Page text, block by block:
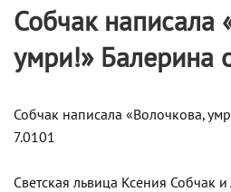
Собчак написала
умри!» Балерина
Собчак написала «Волочкова,
7.0101
Светская львица Ксения Собчак